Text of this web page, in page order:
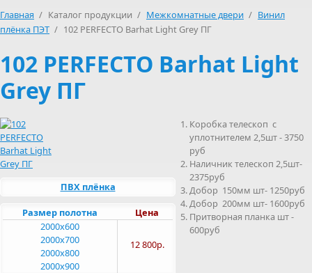
Главная / Каталог продукции / Межкомнатные двери / Винил
плёнка ПЭТ / 102 PERFECTO Barhat Light Grey ПГ
102 PERFECTO Barhat Light
Grey ПГ
ПВХ плёнка
Цена
Размер полотна
12 800р.
2000x600
2000x700
2000x800
2000x900
Коробка телескоп с
уплотнителем 2,5шт - 3750
руб
Наличник телескоп 2,5шт-
2375руб
Добор 150мм шт- 1250руб
Добор 200мм шт- 1600руб
Притворная планка шт -
600руб